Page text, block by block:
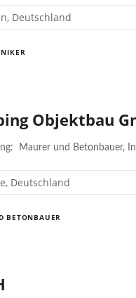
Deutschland
Objektbau
Maurer und Betonbauer,
Deutschland
BETONBAUER